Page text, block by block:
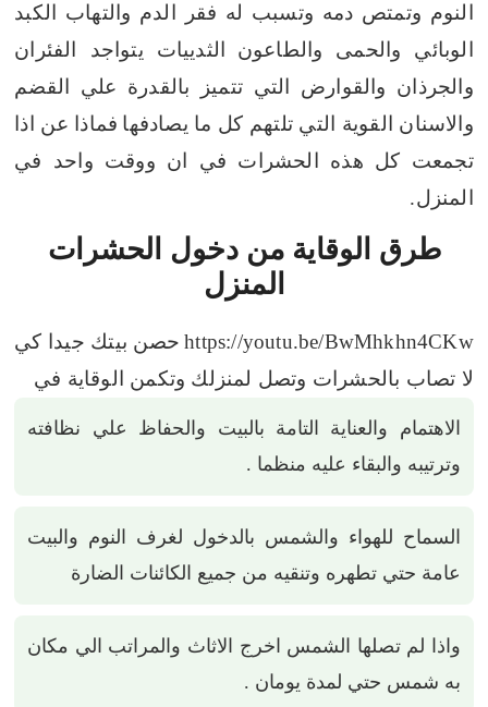
النوم وتمتص دمه وتسبب له فقر الدم والتهاب الكبد
الوبائي والحمى والطاعون
الثدييات يتواجد الفئران
والجرذان والقوارض التي تتميز بالقدرة علي القضم
والاسنان القوية التي تلتهم كل ما يصادفها فماذا عن اذا
تجمعت كل هذه الحشرات في ان ووقت واحد في
المنزل.
طرق الوقاية من دخول الحشرات
المنزل
https://youtu.be/BwMhkhn4CKw حصن بيتك جيدا كي
لا تصاب بالحشرات وتصل لمنزلك وتكمن الوقاية في
الاهتمام والعناية التامة بالبيت والحفاظ علي نظافته
وترتيبه والبقاء عليه منظما .
السماح للهواء والشمس بالدخول لغرف النوم والبيت
عامة حتي تطهره وتنقيه من جميع الكائنات الضارة
واذا لم تصلها الشمس اخرج الاثاث والمراتب الي مكان
به شمس حتي لمدة يومان .